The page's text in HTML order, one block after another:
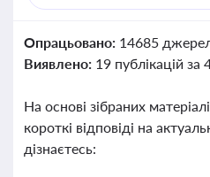
Опрацьовано: 14685
Виявлено: 19 публікацій за
На основі зібраних
короткі відповіді на
дізнаєтесь: